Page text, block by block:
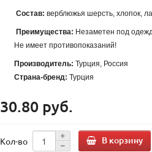
Состав: верблюжья шерсть, хлопок,
Преимущества: Незаметен под
Не имеет противопоказаний!
Производитель: Турция, Россия
Страна-бренд: Турция
30.80 руб.
Кол-во В корзину